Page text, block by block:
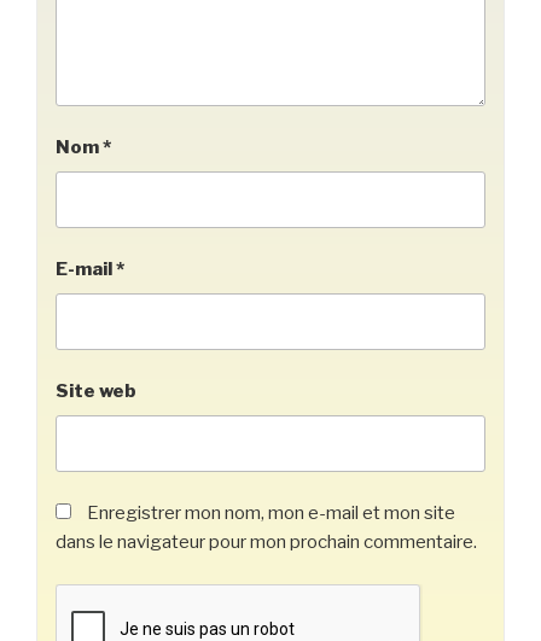
Nom*
E-mail*
Site web
Enregistrer mon nom, mon e-mail et mon site
dans le navigateur pour mon prochain commentaire.